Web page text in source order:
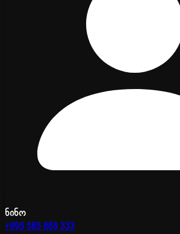
ნინო
+995 585 888 333